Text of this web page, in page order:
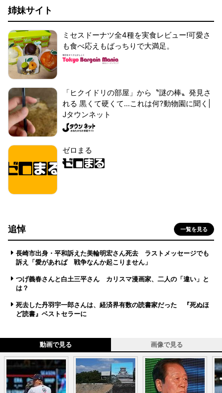
姉妹サイト
ミセスドーナツ全4種を実食レビュー!可愛さ
も食べ応えもばっちりで大満足。
「ヒクイドリの部屋」から〝謎の棒〟発見さ
れる 黒くて硬くて...これは何?動物園に聞く|
Jタウンネット
ゼロまる
追悼 一覧を見る
長崎市出身・平和訴えた美輪明宏さん死去 ラストメッセージでも
訴え「愛があれば 戦争なんか起こりません」
つげ義春さんと白土三平さん カリスマ漫画家、二人の「違い」と
は？
死去した丹羽宇一郎さんは、経済界有数の読書家だった 『死ぬほ
ど読書』ベストセラーに
動画で見る 画像で見る